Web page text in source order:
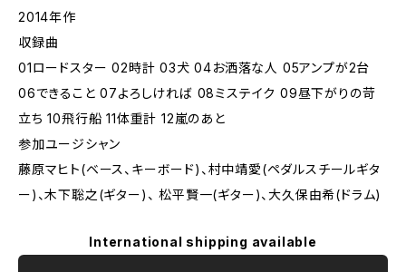
2014年作
収録曲
01ロードスター 02時計 03犬 04お洒落な人 05アンプが2台
06できること 07よろしければ 08ミステイク 09昼下がりの苛
立ち 10飛行船 11体重計 12嵐のあと
参加ユージシャン
藤原マヒト(ベース、キーボード)、村中靖愛(ペダルスチールギタ
ー)、木下聡之(ギター)、 松平賢一(ギター)、大久保由希(ドラム)
International shipping available